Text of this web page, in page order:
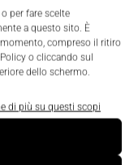
per fare scelte
a questo sito. È
compreso il ritiro
o cliccando sul
dello schermo.
di più su questi scopi
'Easy
un
la
sullo stato del
condizioni
manutenzione